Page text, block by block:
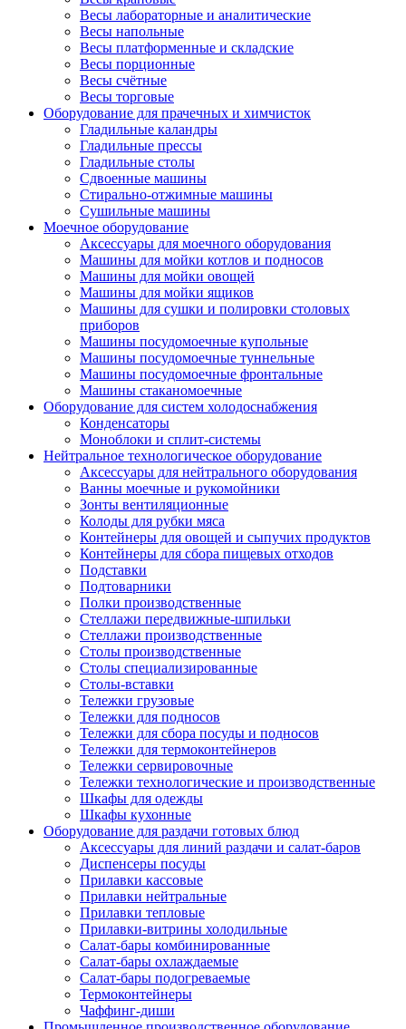
Весы лабораторные и аналитические
Весы напольные
Весы платформенные и складские
Весы порционные
Весы счётные
Весы торговые
Оборудование для прачечных и химчисток
Гладильные каландры
Гладильные прессы
Гладильные столы
Сдвоенные машины
Стирально-отжимные машины
Сушильные машины
Моечное оборудование
Аксессуары для моечного оборудования
Машины для мойки котлов и подносов
Машины для мойки овощей
Машины для мойки ящиков
Машины для сушки и полировки столовых
приборов
Машины посудомоечные купольные
Машины посудомоечные туннельные
Машины посудомоечные фронтальные
Машины стаканомоечные
Оборудование для систем холодоснабжения
Конденсаторы
Моноблоки и сплит-системы
Нейтральное технологическое оборудование
Аксессуары для нейтрального оборудования
Ванны моечные и рукомойники
Зонты вентиляционные
Колоды для рубки мяса
Контейнеры для овощей и сыпучих продуктов
Контейнеры для сбора пищевых отходов
Подставки
Подтоварники
Полки производственные
Стеллажи передвижные-шпильки
Стеллажи производственные
Столы производственные
Столы специализированные
Столы-вставки
Тележки грузовые
Тележки для подносов
Тележки для сбора посуды и подносов
Тележки для термоконтейнеров
Тележки сервировочные
Тележки технологические и производственные
Шкафы для одежды
Шкафы кухонные
Оборудование для раздачи готовых блюд
Аксессуары для линий раздачи и салат-баров
Диспенсеры посуды
Прилавки кассовые
Прилавки нейтральные
Прилавки тепловые
Прилавки-витрины холодильные
Салат-бары комбинированные
Салат-бары охлаждаемые
Салат-бары подогреваемые
Термоконтейнеры
Чаффинг-диши